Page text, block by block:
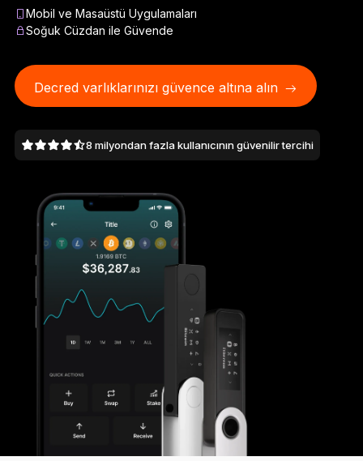
Sizin kadar benzersiz
Güvenilir yedekleme koruması
Tüm ürünlere göz atın
Paketler
Aksesuarlar
Kurtarma Çözümleri
Sınırlı sayıda
Tüm ürünleri gör
Mobil ve Masaüstü Uygulamaları
Soğuk Cüzdan ile Güvende
Decred varlıklarınızı güvence altına alın
8 milyondan fazla kullanıcının güvenilir tercihi